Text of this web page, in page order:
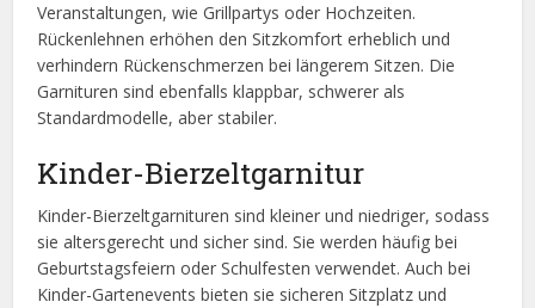
Veranstaltungen, wie Grillpartys oder Hochzeiten.
Rückenlehnen erhöhen den Sitzkomfort erheblich und
verhindern Rückenschmerzen bei längerem Sitzen. Die
Garnituren sind ebenfalls klappbar, schwerer als
Standardmodelle, aber stabiler.
Kinder-Bierzeltgarnitur
Kinder-Bierzeltgarnituren sind kleiner und niedriger, sodass
sie altersgerecht und sicher sind. Sie werden häufig bei
Geburtstagsfeiern oder Schulfesten verwendet. Auch bei
Kinder-Gartenevents bieten sie sicheren Sitzplatz und